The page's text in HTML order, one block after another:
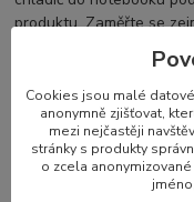
produktu. Zaměřte se
umístění), konektor a
různé verze ventilátorů,
typu LCD a dalších
Electronics, Forcecon,
notebooku s různými
Cookies jsou malé
anonymně zjišťovat,
mezi nejčastěji
stránky s produkty
o zcela